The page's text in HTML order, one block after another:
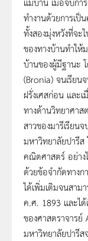
ทำงานด้วยการเป็
ทั้งสองมุ่งหวังที่จะ
ของทางบ้านทำให้
บ้านของผู้มีฐานะ
(Bronia) จนเรียน
ฝรั่งเศสก่อน และเ
ทางด้านวิทยาศาส
สาวของมารีเรียนจ
มหาวิทยาลัยปารีส
คณิตศาสตร์ อย่าง
ด้วยข้อจำกัดทางก
ได้เพิ่มเติมจนสาม
ค.ศ. 1893 และได้
ของศาสตราจาร
มหาวิทยาลัยปารี